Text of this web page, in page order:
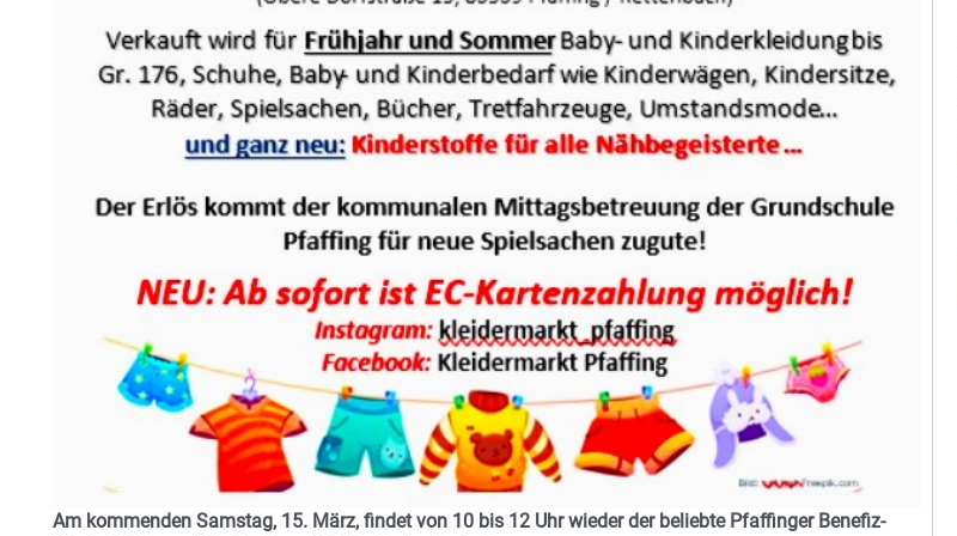
Am kommenden Samstag, 15. März, findet von 10 bis 12 Uhr wieder der beliebte Pfaffinger Benefiz-